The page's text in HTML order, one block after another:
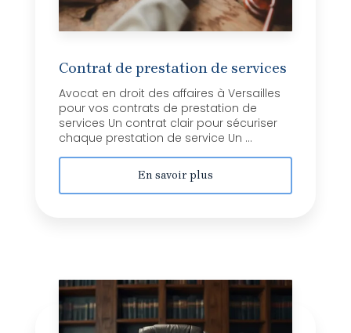
Contrat de prestation de services
Avocat en droit des affaires à Versailles
pour vos contrats de prestation de
services Un contrat clair pour sécuriser
chaque prestation de service Un ...
En savoir plus